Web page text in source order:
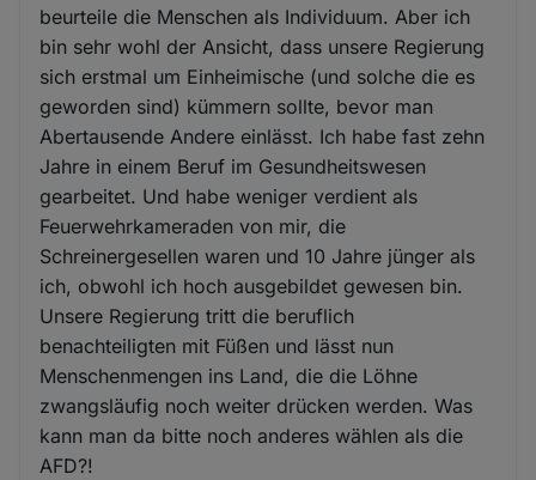
beurteile die Menschen als Individuum. Aber ich
bin sehr wohl der Ansicht, dass unsere Regierung
sich erstmal um Einheimische (und solche die es
geworden sind) kümmern sollte, bevor man
Abertausende Andere einlässt. Ich habe fast zehn
Jahre in einem Beruf im Gesundheitswesen
gearbeitet. Und habe weniger verdient als
Feuerwehrkameraden von mir, die
Schreinergesellen waren und 10 Jahre jünger als
ich, obwohl ich hoch ausgebildet gewesen bin.
Unsere Regierung tritt die beruflich
benachteiligten mit Füßen und lässt nun
Menschenmengen ins Land, die die Löhne
zwangsläufig noch weiter drücken werden. Was
kann man da bitte noch anderes wählen als die
AFD?!